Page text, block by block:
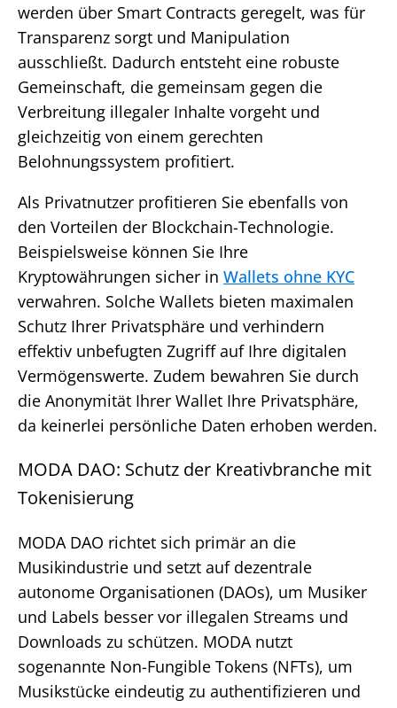
werden über Smart Contracts geregelt, was für
Transparenz sorgt und Manipulation
ausschließt. Dadurch entsteht eine robuste
Gemeinschaft, die gemeinsam gegen die
Verbreitung illegaler Inhalte vorgeht und
gleichzeitig von einem gerechten
Belohnungssystem profitiert.
Als Privatnutzer profitieren Sie ebenfalls von
den Vorteilen der Blockchain-Technologie.
Beispielsweise können Sie Ihre
Kryptowährungen sicher in Wallets ohne KYC
verwahren. Solche Wallets bieten maximalen
Schutz Ihrer Privatsphäre und verhindern
effektiv unbefugten Zugriff auf Ihre digitalen
Vermögenswerte. Zudem bewahren Sie durch
die Anonymität Ihrer Wallet Ihre Privatsphäre,
da keinerlei persönliche Daten erhoben werden.
MODA DAO: Schutz der Kreativbranche mit
Tokenisierung
MODA DAO richtet sich primär an die
Musikindustrie und setzt auf dezentrale
autonome Organisationen (DAOs), um Musiker
und Labels besser vor illegalen Streams und
Downloads zu schützen. MODA nutzt
sogenannte Non-Fungible Tokens (NFTs), um
Musikstücke eindeutig zu authentifizieren und